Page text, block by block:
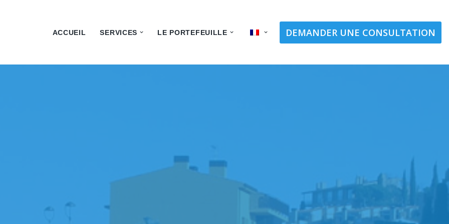
ACCUEIL SERVICES LE PORTEFEUILLE DEMANDER UNE CONSULTATION